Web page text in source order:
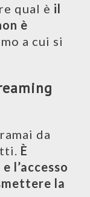
qual è il
è
a cui si
da
È
l’accesso
la